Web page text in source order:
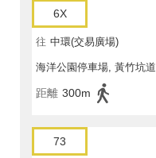
6X
往 中環(交易廣場)
海洋公園停車場, 黃竹坑道
距離 300m
73